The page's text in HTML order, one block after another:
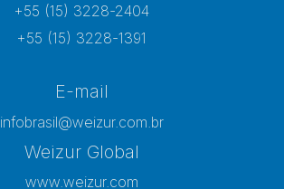
+55 (15) 3228-2404
+55 (15) 3228-1391
E-mail
infobrasil@weizur.com.br
Weizur Global
www.weizur.com